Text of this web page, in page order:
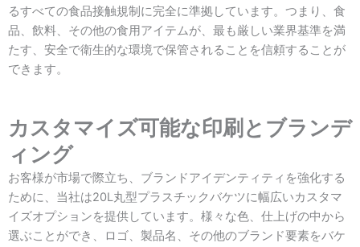
るすべての食品接触規制に完全に準拠しています。つまり、食
品、飲料、その他の食用アイテムが、最も厳しい業界基準を満
たす、安全で衛生的な環境で保管されることを信頼することが
できます。
カスタマイズ可能な印刷とブランデ
ィング
お客様が市場で際立ち、ブランドアイデンティティを強化する
ために、当社は20L丸型プラスチックバケツに幅広いカスタマ
イズオプションを提供しています。様々な色、仕上げの中から
選ぶことができ、ロゴ、製品名、その他のブランド要素をバケ